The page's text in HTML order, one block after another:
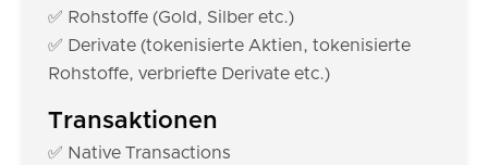
✅ Rohstoffe (Gold, Silber etc.)
✅ Derivate (tokenisierte Aktien, tokenisierte
Rohstoffe, verbriefte Derivate etc.)
Transaktionen
✅ Native Transactions